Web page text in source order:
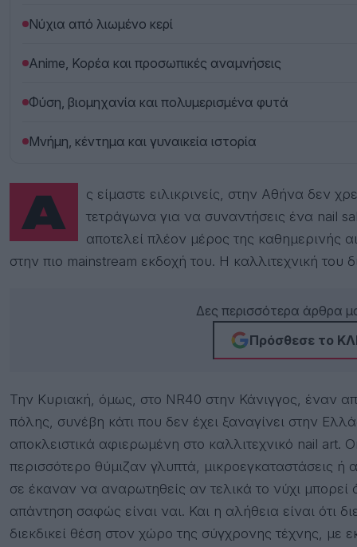
Νύχια από λιωμένο κερί
Anime, Κορέα και προσωπικές αναμνήσεις
Φύση, βιομηχανία και πολυμερισμένα φυτά
Μνήμη, κέντημα και γυναικεία ιστορία
Ας είμαστε ειλικρινείς, στην Αθήνα δεν χρειάζεται να περπατήσεις πάνω από δύο
τετράγωνα για να συναντήσεις ένα nail
αποτελεί πλέον μέρος της καθημερινής
στην πιο mainstream εκδοχή του. Η καλλιτεχνική του
Δες περισσότερα άρθρα
Πρόσθεσε το
Την Κυριακή, όμως, στο NR40 στην Κάνιγγος, έναν
πόλης, συνέβη κάτι που δεν έχει ξαναγίνει στην
αποκλειστικά αφιερωμένη στο καλλιτεχνικό nail
περισσότερο θύμιζαν γλυπτά, μικροεγκαταστάσεις ή
σε έκαναν να αναρωτηθείς αν τελικά το νύχι
απάντηση σαφώς είναι ναι. Και η αλήθεια είναι ότι
διεκδικεί θέση στον χώρο της σύγχρονης τέχνης, με